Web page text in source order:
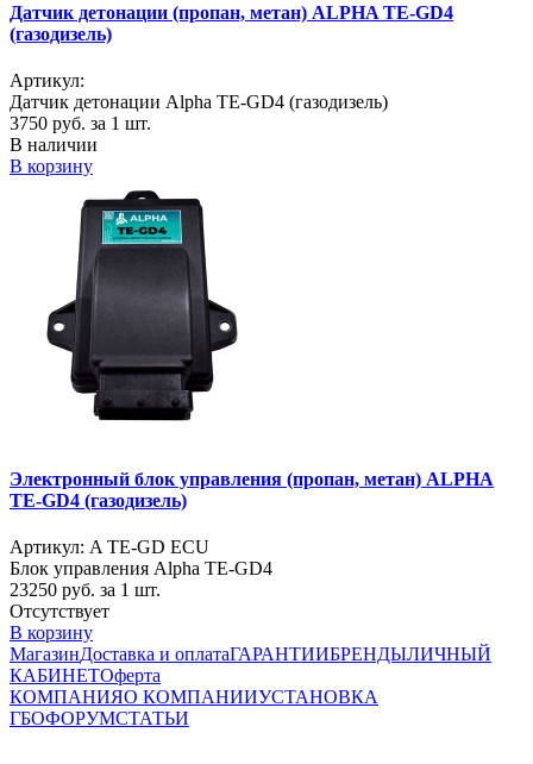
Датчик детонации (пропан, метан) ALPHA TE-GD4
(газодизель)
Артикул:
Датчик детонации Alpha TE-GD4 (газодизель)
3750 руб. за 1 шт.
В наличии
В корзину
Электронный блок управления (пропан, метан) ALPHA
TE-GD4 (газодизель)
Артикул: A TE-GD ECU
Блок управления Alpha TE-GD4
23250 руб. за 1 шт.
Отсутствует
В корзину
МагазинДоставка и оплатаГАРАНТИИБРЕНДЫЛИЧНЫЙ
КАБИНЕТОферта
КОМПАНИЯО КОМПАНИИУСТАНОВКА
ГБОФОРУМСТАТЬИ